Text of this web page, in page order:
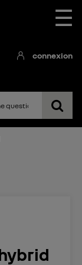
☰
connexion